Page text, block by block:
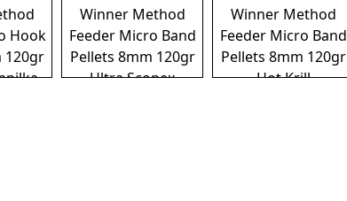
Hook
120gr
Winner Method
Feeder Micro Band
Pellets 8mm 120gr
Ultra Scopex
Winner Method
Feeder Micro Band
Pellets 8mm 120gr
Hot Krill